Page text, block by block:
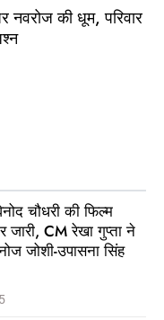
नवरोज की धूम, परिवार
चौधरी की फिल्म
जारी, CM रेखा गुप्ता ने
जोशी-उपासना सिंह